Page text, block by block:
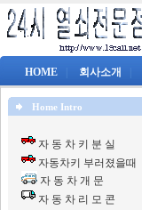
HOME 회사소개
Home Intro
자 동 차 키 분 실
자동차키 부러졌을때
자 동 차 개 문
자 동 차 리 모 콘